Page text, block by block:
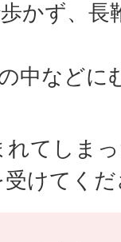
かず、長
中などに
てしま
けてく